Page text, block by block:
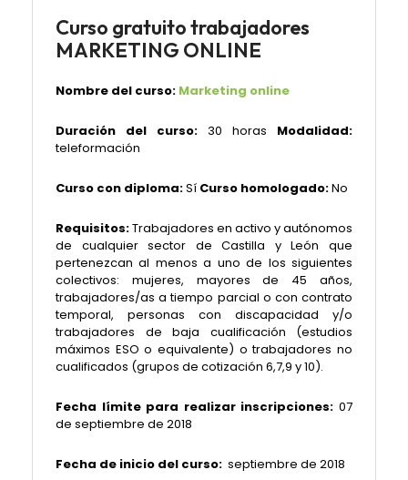
Curso gratuito trabajadores
MARKETING ONLINE
Nombre del curso: Marketing online
Duración del curso: 30 horas Modalidad:
teleformación
Curso con diploma:Sí Curso homologado:No
Requisitos:Trabajadores en activo y autónomos
de cualquier sector de Castilla y León que
pertenezcan al menos a uno de los siguientes
colectivos: mujeres, mayores de 45 años,
trabajadores/as a tiempo parcial o con contrato
temporal, personas con discapacidad y/o
trabajadores de baja cualificación (estudios
máximos ESO o equivalente) o trabajadores no
cualificados (grupos de cotización 6,7,9 y 10).
Fecha límite para realizar inscripciones: 07
de septiembre de 2018
Fecha de inicio del curso: septiembre de 2018